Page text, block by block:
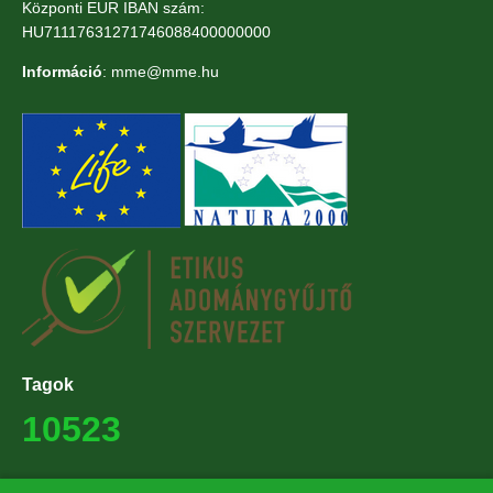
Központi EUR IBAN szám:
HU71117631271746088400000000
Információ: mme@mme.hu
Tagok
10523